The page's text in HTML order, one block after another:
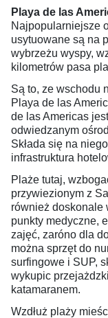
Playa de las
Najpopularniejsze
usytuowane są na
wybrzeżu wyspy,
kilometrów pasa
Są to, ze wschodu
Playa de las
de las Americas
odwiedzanym
Składa się na
infrastruktura
Plaże tutaj,
przywiezionym z
również doskonale
punkty medyczne,
zajęć, zaróno dla
można sprzęt do
surfingowe i SUP,
wykupic
katamaranem.
Wzdłuż plaży